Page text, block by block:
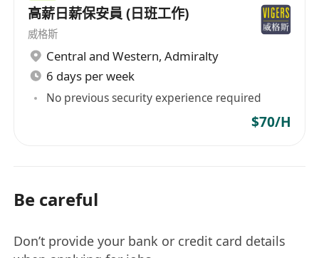
高薪日薪保安員 (日班工作)
威格斯
Central and Western, Admiralty
6 days per week
No previous security experience required
$70/H
Be careful
Don’t provide your bank or credit card details